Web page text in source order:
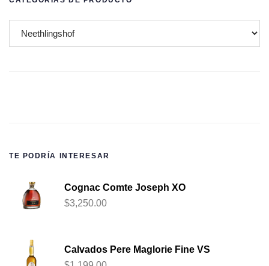
TE PODRÍA INTERESAR
Cognac Comte Joseph XO
$3,250.00
Calvados Pere Maglorie Fine VS